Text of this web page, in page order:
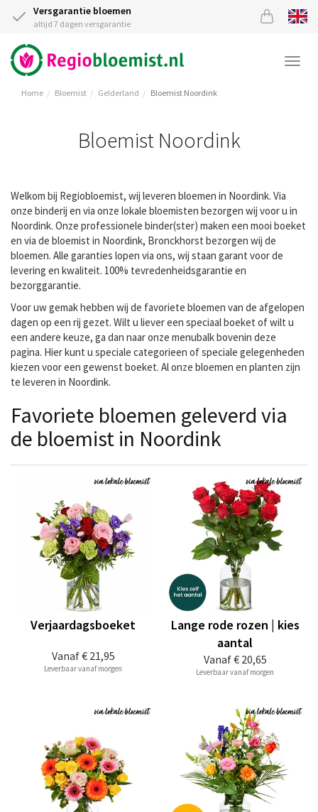
Versgarantie bloemen
altijd 7 dagen versgarantie
Home Bloemist Gelderland Bloemist Noordink
Bloemist Noordink
Welkom bij Regiobloemist, wij leveren bloemen in Noordink. Via
onze binderij en via onze lokale bloemisten bezorgen wij voor u in
Noordink. Onze professionele binder(ster) maken een mooi boeket
en via de bloemist in Noordink, Bronckhorst bezorgen wij de
bloemen. Alle garanties lopen via ons, wij staan garant voor de
levering en kwaliteit. 100% tevredenheidsgarantie en
bezorggarantie.
Voor uw gemak hebben wij de favoriete bloemen van de afgelopen
dagen op een rij gezet. Wilt u liever een speciaal boeket of wilt u
een andere keuze, ga dan naar onze menubalk bovenin deze
pagina. Hier kunt u speciale categorieen of speciale gelegenheden
kiezen voor een gewenst boeket. Al onze bloemen en planten zijn
te leveren in Noordink.
Favoriete bloemen geleverd via
de bloemist in Noordink
Vanaf€ 21,95
Verjaardagsboeket
Leverbaar vanaf morgen
Vanaf€ 20,65
Lange rode rozen | kies
aantal
Leverbaar vanaf morgen